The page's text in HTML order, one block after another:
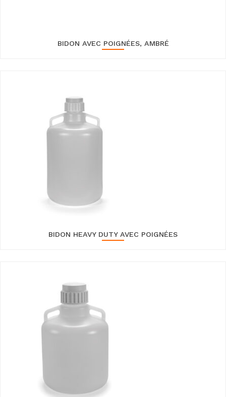
BIDON AVEC POIGNÉES, AMBRÉ
BIDON HEAVY DUTY AVEC POIGNÉES